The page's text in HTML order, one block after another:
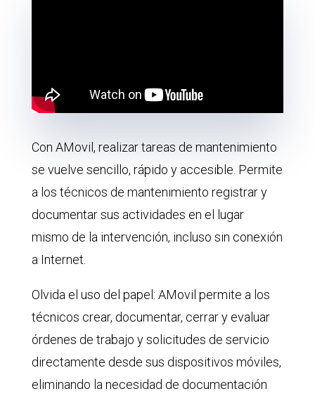
Con AMovil, realizar tareas de mantenimiento
se vuelve sencillo, rápido y accesible. Permite
a los técnicos de mantenimiento registrar y
documentar sus actividades en el lugar
mismo de la intervención, incluso sin conexión
a Internet.
Olvida el uso del papel: AMovil permite a los
técnicos crear, documentar, cerrar y evaluar
órdenes de trabajo y solicitudes de servicio
directamente desde sus dispositivos móviles,
eliminando la necesidad de documentación